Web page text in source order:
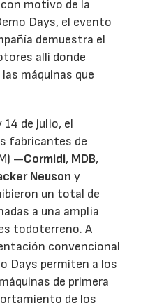
motivo de la
Days, el evento
demuestra el
allí donde
máquinas que
14 de julio, el
fabricantes de
—Cormidi, MDB,
Neuson y
un total de
a una amplia
todoterreno. A
convencional
Days permiten a los
de primera
de los